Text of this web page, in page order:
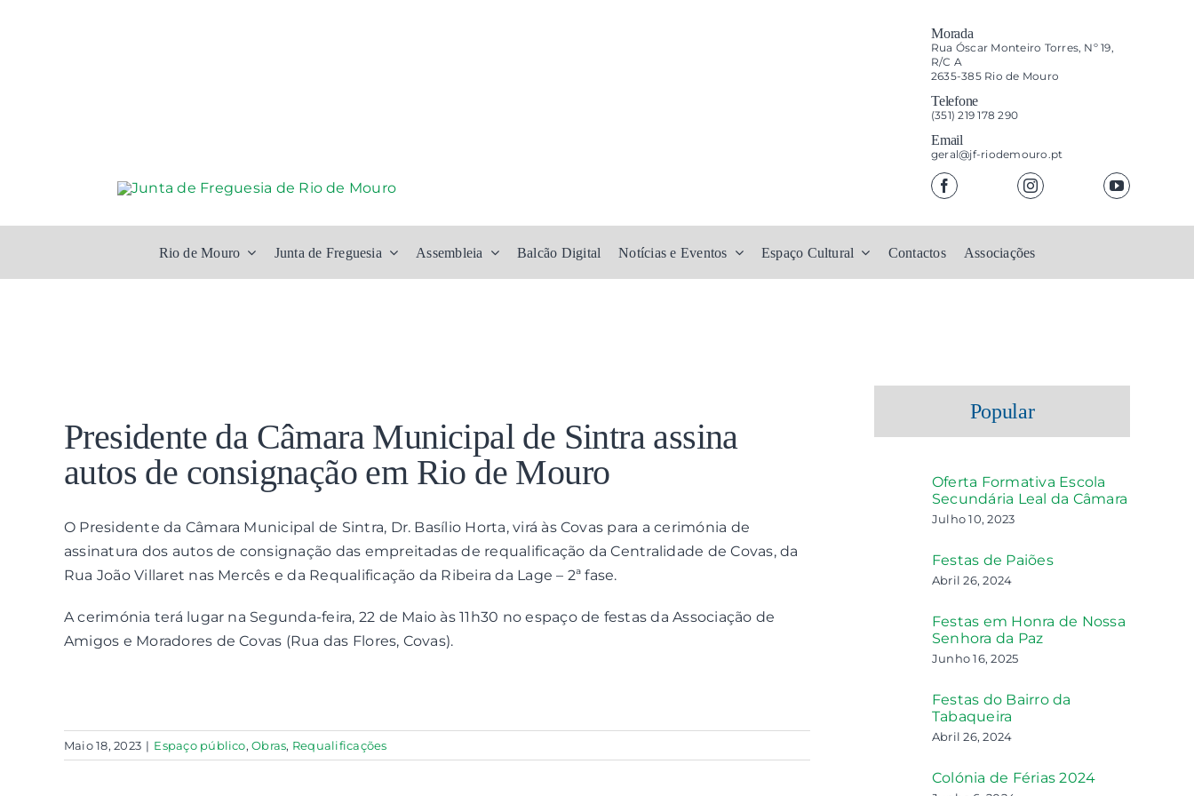
Morada
Rua Óscar Monteiro Torres, Nº 19,
R/C A
2635-385 Rio de Mouro
Telefone
(351) 219 178 290
Email
geral@jf-riodemouro.pt
Rio de Mouro Junta de Freguesia Assembleia Balcão Digital Notícias e Eventos Espaço Cultural Contactos Associações
Larger
Image
Presidente da Câmara Municipal de Sintra assina
autos de consignação em Rio de Mouro
O Presidente da Câmara Municipal de Sintra, Dr. Basílio Horta, virá às Covas para a cerimónia de
assinatura dos autos de consignação das empreitadas de requalificação da Centralidade de Covas, da
Rua João Villaret nas Mercês e da Requalificação da Ribeira da Lage – 2ª fase.
A cerimónia terá lugar na Segunda-feira, 22 de Maio às 11h30 no espaço de festas da Associação de
Amigos e Moradores de Covas (Rua das Flores, Covas).
Maio 18, 2023 | Espaço público,Obras, Requalificações
Popular
Oferta Formativa Escola
Secundária Leal da Câmara
Julho 10, 2023
Festas de Paiões
Abril 26, 2024
Festas em Honra de Nossa
Senhora da Paz
Junho 16, 2025
Festas do Bairro da
Tabaqueira
Abril 26, 2024
Colónia de Férias 2024